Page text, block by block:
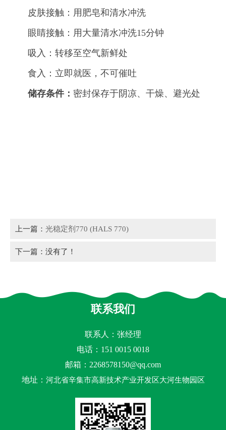
皮肤接触：用肥皂和清水冲洗
眼睛接触：用大量清水冲洗15分钟
吸入：转移至空气新鲜处
食入：立即就医，不可催吐
储存条件： 密封保存于阴凉、干燥、避光处
上一篇： 光稳定剂770 (HALS 770)
下一篇：没有了！
联系我们
联系人：张经理
电话：151 0015 0018
邮箱： 2268578150@qq.com
地址： 河北省辛集市高新技术产业开发区大河生物园区